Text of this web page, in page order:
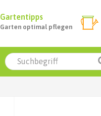
Gartentipps
Garten optimal pflegen